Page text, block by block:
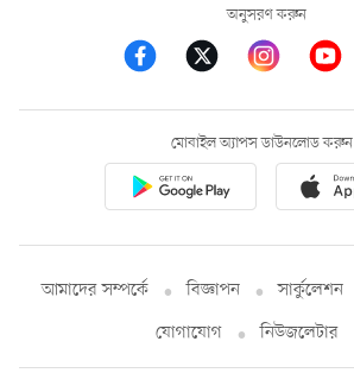
অনুসরণ করুন
মোবাইল অ্যাপস ডাউনলোড করুন
আমাদের সম্পর্কে বিজ্ঞাপন সার্কুলেশন
যোগাযোগ
নিউজলেটার